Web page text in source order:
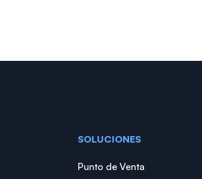
SOLUCIONES
Punto de Venta